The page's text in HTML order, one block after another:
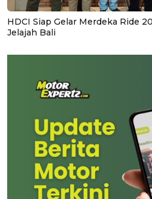
HDCI Siap Gelar Merdeka Ride
Jelajah Bali